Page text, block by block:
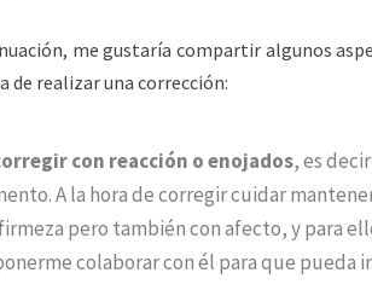
me gustaría compartir algunos
de realizar una corrección:
con reacción o enojados, es
A la hora de corregir cuidar
pero también con afecto, y para
colaborar con él para que pueda